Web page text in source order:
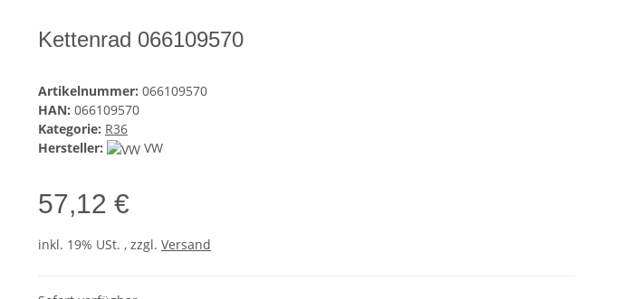
Kettenrad 066109570
Artikelnummer: 066109570
HAN: 066109570
Kategorie: R36
Hersteller:
VW
57,12 €
inkl. 19% USt. , zzgl. Versand